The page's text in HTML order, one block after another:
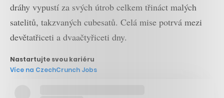
dráhy vypustí za svých útrob celkem třináct malých
satelitů, takzvaných cubesatů. Celá mise potrvá mezi
devětatřiceti a dvaačtyřiceti dny.
Nastartujte svou kariéru
Více na CzechCrunch Jobs